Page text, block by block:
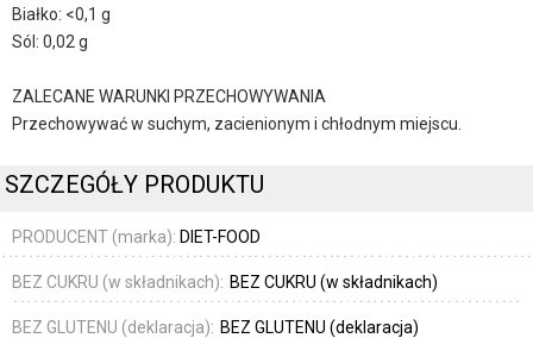
Białko: <0,1 g
Sól: 0,02 g
ZALECANE WARUNKI PRZECHOWYWANIA
Przechowywać w suchym, zacienionym i chłodnym miejscu.
SZCZEGÓŁY PRODUKTU
PRODUCENT (marka): DIET-FOOD
BEZ CUKRU (w składnikach): BEZ CUKRU (w składnikach)
BEZ GLUTENU (deklaracja): BEZ GLUTENU (deklaracja)